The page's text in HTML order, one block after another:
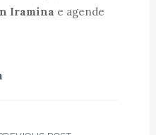
Iramina e agende